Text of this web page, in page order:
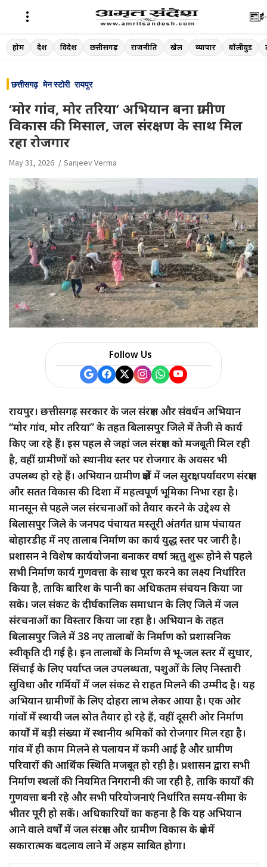
Skip
to
होम देश विदेश छत्तीसगढ़ राजनीति खेल व्यापार बॉलीवुड
छत्तीसगढ़ मेन स्टोरी रायपुर
‘मोर गांव, मोर तरिया’ अभियान बना ग्रामीण
विकास की मिसाल, जल संरक्षण के साथ मिल
रहा रोजगार
May 31, 2026 Sanjeev Verma
Follow Us
रायपुर। छत्तीसगढ़ सरकार के जल संरक्षण और संवर्धन अभियान
“मोर गांव, मोर तरिया” के तहत बिलासपुर जिले में तेजी से कार्य
किए जा रहे हैं। इस पहल से जहां जल संरक्षण को मजबूती मिल रही
है, वहीं ग्रामीणों को स्थानीय स्तर पर रोजगार के अवसर भी
उपलब्ध हो रहे हैं। अभियान ग्रामीण क्षेत्रों में जल सुरक्षा, पर्यावरण संरक्षण
और सतत विकास की दिशा में महत्वपूर्ण भूमिका निभा रहा है।
मानसून से पहले जल संरचनाओं को तैयार करने के उद्देश्य से
बिलासपुर जिले के जनपद पंचायत मस्तूरी अंतर्गत ग्राम पंचायत
बोहारडीह में नए तालाब निर्माण का कार्य युद्ध स्तर पर जारी है।
प्रशासन ने विशेष कार्ययोजना बनाकर वर्षा ऋतु शुरू होने से पहले
सभी निर्माण कार्य गुणवत्ता के साथ पूरा करने का लक्ष्य निर्धारित
किया है, ताकि बारिश के पानी का अधिकतम संचयन किया जा
सके। जल संकट के दीर्घकालिक समाधान के लिए जिले में जल
संरचनाओं का विस्तार किया जा रहा है। अभियान के तहत
बिलासपुर जिले में 38 नए तालाबों के निर्माण को प्रशासनिक
स्वीकृति दी गई है। इन तालाबों के निर्माण से भू-जल स्तर में सुधार,
सिंचाई के लिए पर्याप्त जल उपलब्धता, पशुओं के लिए निस्तारी
सुविधा और गर्मियों में जल संकट से राहत मिलने की उम्मीद है। यह
अभियान ग्रामीणों के लिए दोहरा लाभ लेकर आया है। एक ओर
गांवों में स्थायी जल स्रोत तैयार हो रहे हैं, वहीं दूसरी ओर निर्माण
कार्यों में बड़ी संख्या में स्थानीय श्रमिकों को रोजगार मिल रहा है।
गांव में ही काम मिलने से पलायन में कमी आई है और ग्रामीण
परिवारों की आर्थिक स्थिति मजबूत हो रही है। प्रशासन द्वारा सभी
निर्माण स्थलों की नियमित निगरानी की जा रही है, ताकि कार्यों की
गुणवत्ता बनी रहे और सभी परियोजनाएं निर्धारित समय-सीमा के
भीतर पूरी हो सकें। अधिकारियों का कहना है कि यह अभियान
आने वाले वर्षों में जल संरक्षण और ग्रामीण विकास के क्षेत्र में
सकारात्मक बदलाव लाने में अहम साबित होगा।